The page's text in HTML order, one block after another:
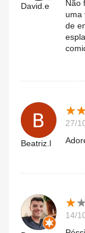
David.e
Não
uma
de
Beatriz.l
★
★
27/
★★
★★
14/